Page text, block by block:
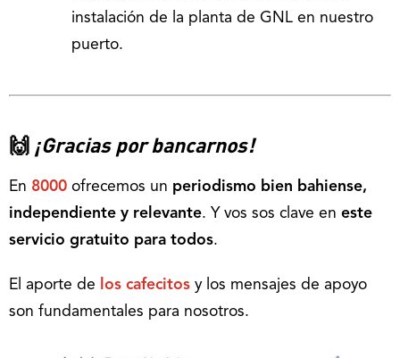
instalación de la planta de GNL en nuestro
puerto.
🙌 ¡Gracias por bancarnos!
En 8000 ofrecemos un periodismo bien bahiense,
independiente y relevante. Y vos sos clave en este
servicio gratuito para todos.
El aporte de los cafecitos y los mensajes de apoyo
son fundamentales para nosotros.